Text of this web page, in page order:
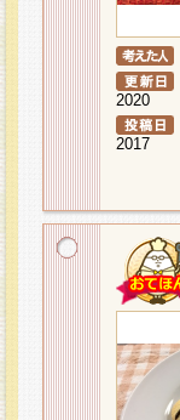
2020
2017